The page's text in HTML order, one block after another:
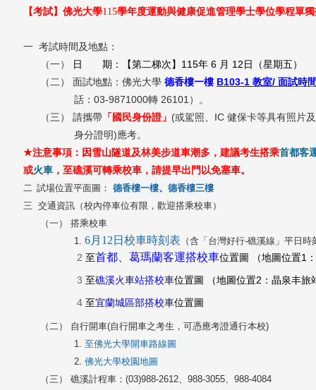
【考試】佛光大學115學年度運動與健康促進管理學士學位學程單
一 考試時間及地點：
（一）
日 期：【第二梯次】115年 6 月 12日（星期五）
（二）
面試地點：佛光大學 德香樓一樓 B103-1 教室/ 面試時
話： 03-9871000轉 26101 ）。
（三）
請攜帶 「國民身份證」 (或駕照、 IC 健保卡等具有照片
身分證明)應考。
★注意事項：因雪山隧道及林美步道車潮多，建議考生搭乘首都客
或火車 ，至礁溪可轉乘校車，請提早出門以免塞車。
二 試場位置平面圖： 德香樓一樓、 德香樓三樓
三 交通資訊（校內停車位有限，歡迎搭乘校車）
（一）
搭乘校車
1. 6月12日校車時刻表 （含「台灣好行-礁溪線」平日時
2 至首都、葛瑪蘭客運搭校車位置圖 （地圖位置1
3 至礁溪火車站搭校車位置圖 （地圖位置2 ：晶泉丰旅
4 至宜蘭城區部搭校車位置圖
（二） 自行開車(自行開車之考生，可憑應考證通行本校)
1. 至佛光大學開車路線圖
2. 佛光大學校園地圖
（三）
礁溪計程車： (03)988-2612 988-3055
988-4084